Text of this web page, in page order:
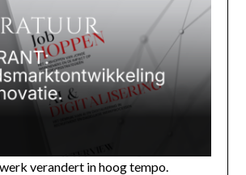
verandert in hoog tempo.